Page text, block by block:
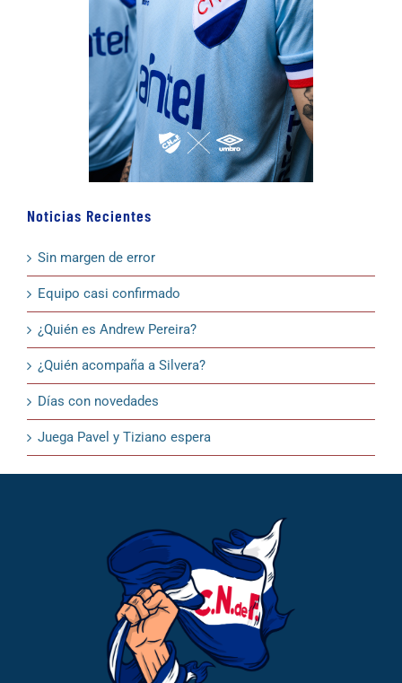
Noticias Recientes
Sin margen de error
Equipo casi confirmado
¿Quién es Andrew Pereira?
¿Quién acompaña a Silvera?
Días con novedades
Juega Pavel y Tiziano espera